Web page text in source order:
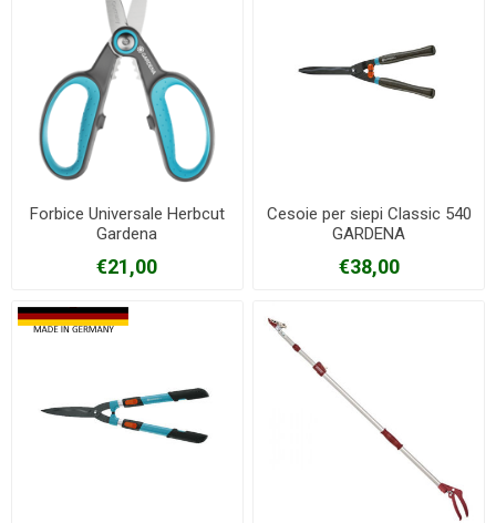
Forbice Universale Herbcut
Gardena
€21,00
Cesoie per siepi Classic 540
GARDENA
€38,00